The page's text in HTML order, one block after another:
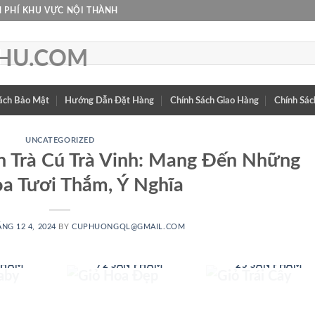
KHU VỰC NỘI THÀNH
Bảo Mật Hướng Dẫn Đặt Hàng Chính Sách Giao Hàng Chính
UNCATEGORIZED
Trà Cú Trà Vinh: Mang Đến Những
Tươi Thắm, Ý Nghĩa
12 4, 2024 BYCUPHUONGQL@GMAIL.COM
72 SẢN PHẨM 25 SẢN PHẨM